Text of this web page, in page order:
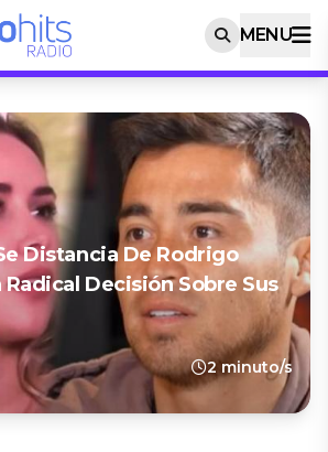
MENU
Distancia De Rodrigo
Radical Decisión Sobre Sus
2 minuto/s